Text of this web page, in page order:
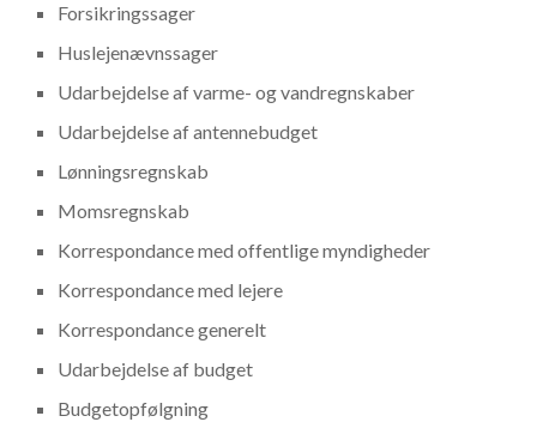
Forsikringssager
Huslejenævnssager
Udarbejdelse af varme- og vandregnskaber
Udarbejdelse af antennebudget
Lønningsregnskab
Momsregnskab
Korrespondance med offentlige myndigheder
Korrespondance med lejere
Korrespondance generelt
Udarbejdelse af budget
Budgetopfølgning